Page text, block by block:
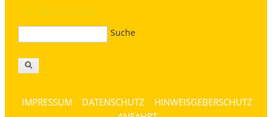
Suche
IMPRESSUM DATENSCHUTZ
HINWEISGEBERSCHUTZ